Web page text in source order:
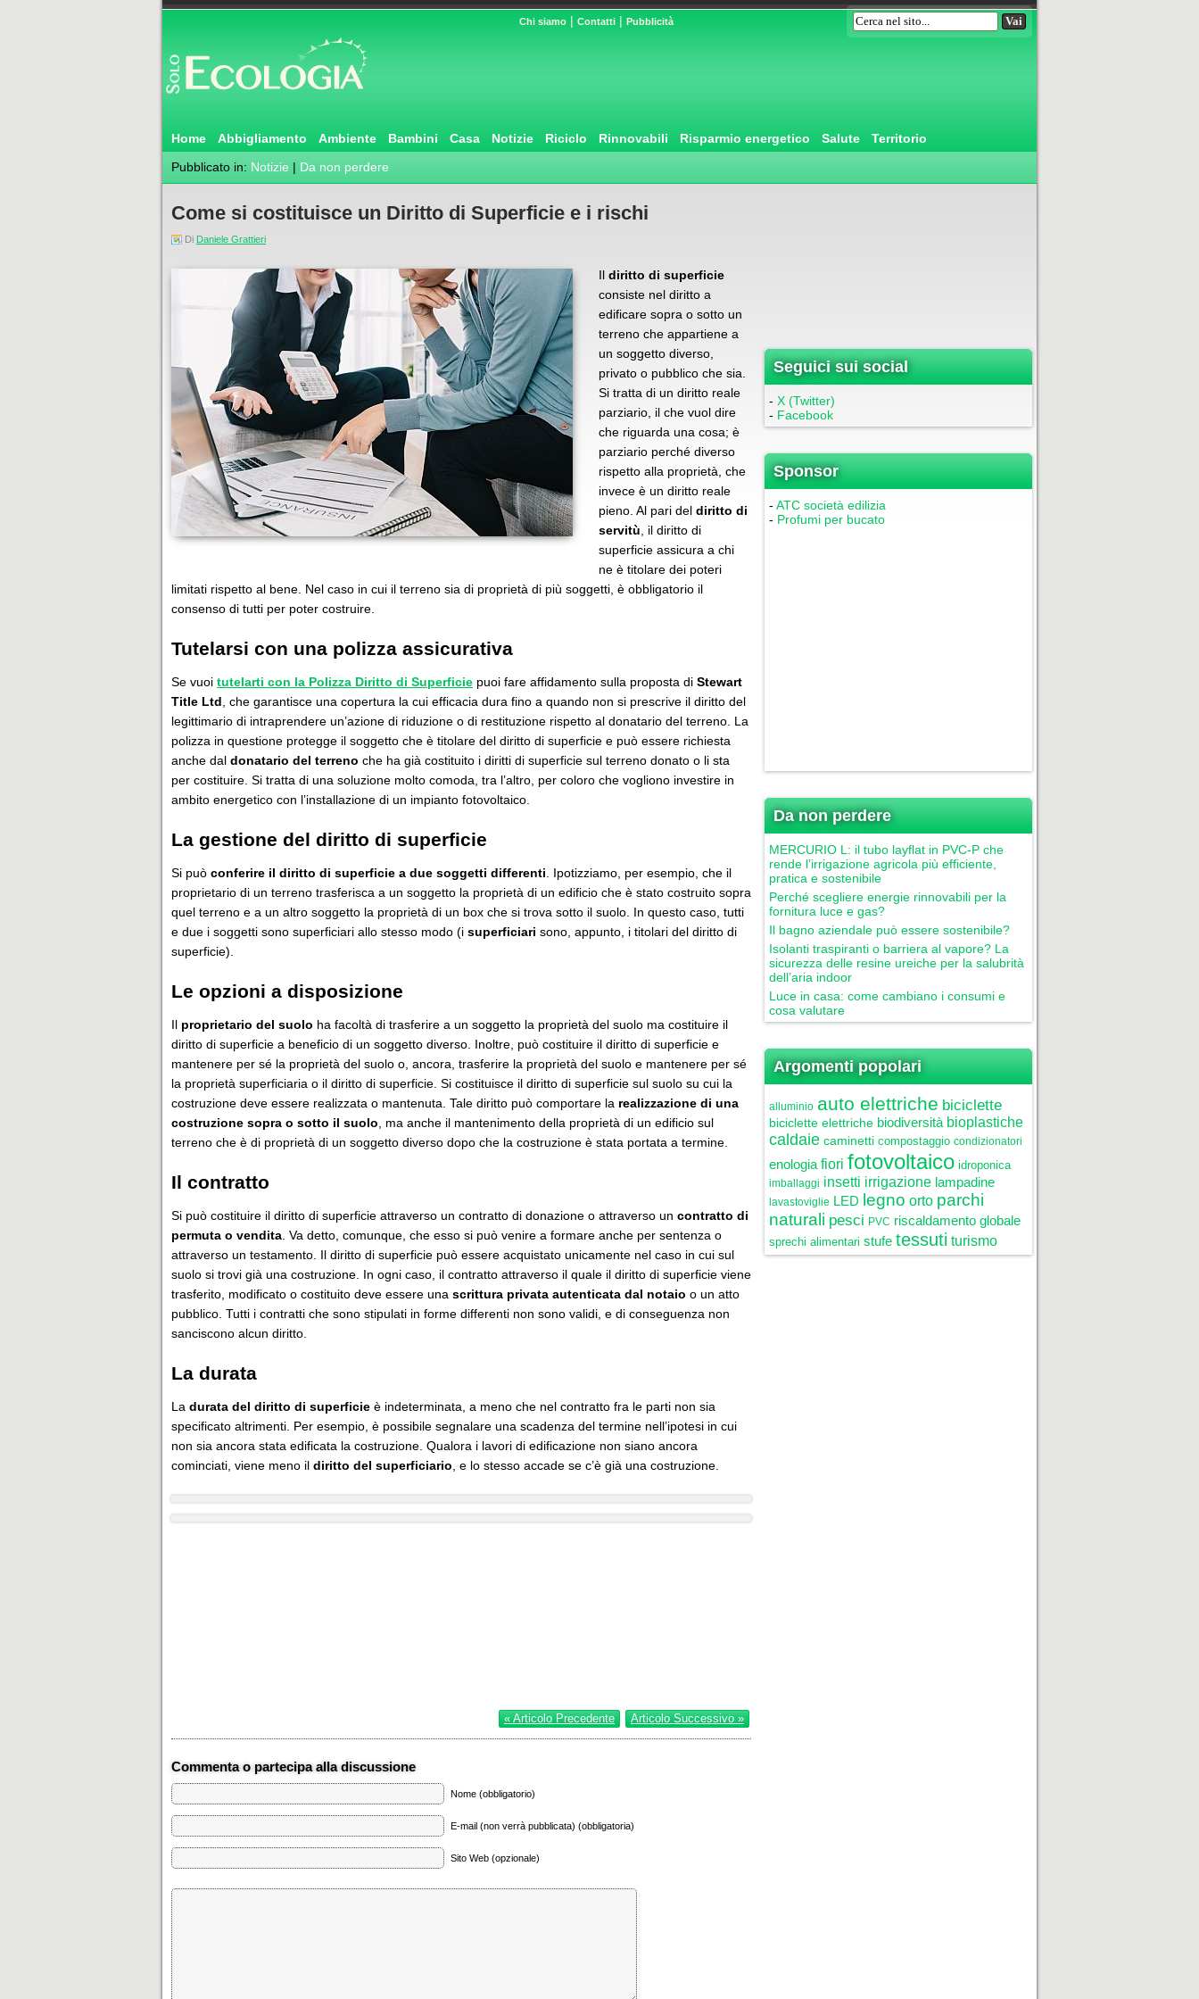
Chi siamo | Contatti | Pubblicità
Home Abbigliamento Ambiente Bambini Casa Notizie Riciclo Rinnovabili Risparmio energetico Salute
Territorio
Pubblicato in: Notizie | Da non perdere
Come si costituisce un Diritto di Superficie e i rischi
Di Daniele Grattieri
Il diritto di superficie
consiste nel diritto a
edificare sopra o sotto un
terreno che appartiene a
un soggetto diverso,
privato o pubblico che sia.
Si tratta di un diritto reale
parziario, il che vuol dire
che riguarda una cosa; è
parziario perché diverso
rispetto alla proprietà, che
invece è un diritto reale
pieno. Al pari del diritto di
servitù , il diritto di
superficie assicura a chi
ne è titolare dei poteri
limitati rispetto al bene. Nel caso in cui il terreno sia di proprietà di più soggetti, è obbligatorio il
consenso di tutti per poter costruire.
Tutelarsi con una polizza assicurativa
Se vuoi tutelarti con la Polizza Diritto di Superficie puoi fare affidamento sulla proposta di Stewart
Title Ltd , che garantisce una copertura la cui efficacia dura fino a quando non si prescrive il diritto del
legittimario di intraprendere un’azione di riduzione o di restituzione rispetto al donatario del terreno. La
polizza in questione protegge il soggetto che è titolare del diritto di superficie e può essere richiesta
anche dal donatario del terreno che ha già costituito i diritti di superficie sul terreno donato o li sta
per costituire. Si tratta di una soluzione molto comoda, tra l’altro, per coloro che vogliono investire in
ambito energetico con l’installazione di un impianto fotovoltaico.
La gestione del diritto di superficie
Si può conferire il diritto di superficie a due soggetti differenti . Ipotizziamo, per esempio, che il
proprietario di un terreno trasferisca a un soggetto la proprietà di un edificio che è stato costruito sopra
quel terreno e a un altro soggetto la proprietà di un box che si trova sotto il suolo. In questo caso, tutti
e due i soggetti sono superficiari allo stesso modo (i superficiari sono, appunto, i titolari del diritto di
superficie).
Le opzioni a disposizione
Il proprietario del suolo ha facoltà di trasferire a un soggetto la proprietà del suolo ma costituire il
diritto di superficie a beneficio di un soggetto diverso. Inoltre, può costituire il diritto di superficie e
mantenere per sé la proprietà del suolo o, ancora, trasferire la proprietà del suolo e mantenere per sé
la proprietà superficiaria o il diritto di superficie. Si costituisce il diritto di superficie sul suolo su cui la
costruzione deve essere realizzata o mantenuta. Tale diritto può comportare la realizzazione di una
costruzione sopra o sotto il suolo , ma anche il mantenimento della proprietà di un edificio sul
terreno che è di proprietà di un soggetto diverso dopo che la costruzione è stata portata a termine.
Il contratto
Si può costituire il diritto di superficie attraverso un contratto di donazione o attraverso un contratto di
permuta o vendita . Va detto, comunque, che esso si può venire a formare anche per sentenza o
attraverso un testamento. Il diritto di superficie può essere acquistato unicamente nel caso in cui sul
suolo si trovi già una costruzione. In ogni caso, il contratto attraverso il quale il diritto di superficie viene
trasferito, modificato o costituito deve essere una scrittura privata autenticata dal notaio o un atto
pubblico. Tutti i contratti che sono stipulati in forme differenti non sono validi, e di conseguenza non
sanciscono alcun diritto.
La durata
La durata del diritto di superficie è indeterminata, a meno che nel contratto fra le parti non sia
specificato altrimenti. Per esempio, è possibile segnalare una scadenza del termine nell’ipotesi in cui
non sia ancora stata edificata la costruzione. Qualora i lavori di edificazione non siano ancora
cominciati, viene meno il diritto del superficiario , e lo stesso accade se c’è già una costruzione.
« Articolo Precedente Articolo Successivo »
Commenta o partecipa alla discussione
Nome (obbligatorio)
E-mail (non verrà pubblicata) (obbligatoria)
Sito Web (opzionale)
Seguici sui social
- X (Twitter)
- Facebook
Sponsor
- ATC società edilizia
- Profumi per bucato
Da non perdere
MERCURIO L: il tubo layflat in PVC-P che
rende l’irrigazione agricola più efficiente,
pratica e sostenibile
Perché scegliere energie rinnovabili per la
fornitura luce e gas?
Il bagno aziendale può essere sostenibile?
Isolanti traspiranti o barriera al vapore? La
sicurezza delle resine ureiche per la salubrità
dell’aria indoor
Luce in casa: come cambiano i consumi e
cosa valutare
Argomenti popolari
alluminio auto elettriche biciclette
biciclette elettriche biodiversità bioplastiche
caldaie caminetti compostaggio condizionatori
enologia fiori fotovoltaico idroponica
imballaggi insetti irrigazione lampadine
lavastoviglie LED legno orto parchi
naturali pesci PVC riscaldamento globale
sprechi alimentari stufe tessuti turismo